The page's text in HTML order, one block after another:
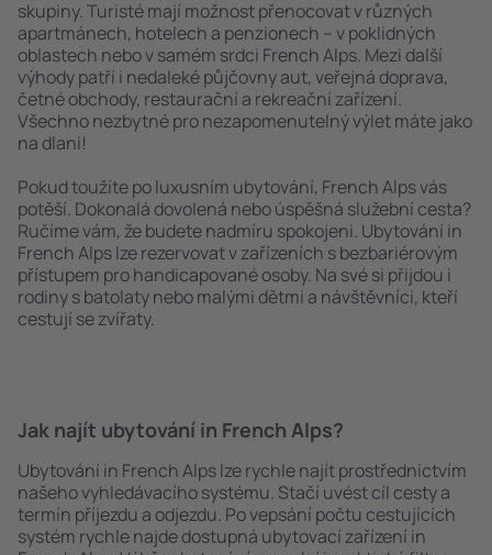
skupiny. Turisté mají možnost přenocovat v různých
apartmánech, hotelech a penzionech – v poklidných
oblastech nebo v samém srdci French Alps. Mezi další
výhody patří i nedaleké půjčovny aut, veřejná doprava,
četné obchody, restaurační a rekreační zařízení.
Všechno nezbytné pro nezapomenutelný výlet máte jako
na dlani!
Pokud toužíte po luxusním ubytování, French Alps vás
potěší. Dokonalá dovolená nebo úspěšná služební cesta?
Ručíme vám, že budete nadmíru spokojeni. Ubytování in
French Alps lze rezervovat v zařízeních s bezbariérovým
přístupem pro handicapované osoby. Na své si přijdou i
rodiny s batolaty nebo malými dětmi a návštěvníci, kteří
cestují se zvířaty.
Jak najít ubytování in French Alps?
Ubytování in French Alps lze rychle najít prostřednictvím
našeho vyhledávacího systému. Stačí uvést cíl cesty a
termín příjezdu a odjezdu. Po vepsání počtu cestujících
systém rychle najde dostupná ubytovací zařízení in